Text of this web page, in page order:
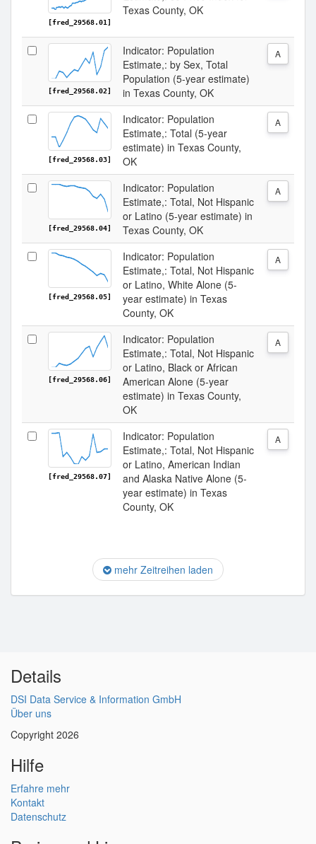
[fred_29568.01]
Texas County, OK
[fred_29568.02]
Indicator: Population
Estimate,: by Sex, Total
Population (5-year estimate)
in Texas County, OK
A
[fred_29568.03]
Indicator: Population
Estimate,: Total (5-year
estimate) in Texas County,
OK
A
[fred_29568.04]
Indicator: Population
Estimate,: Total, Not Hispanic
or Latino (5-year estimate) in
Texas County, OK
A
[fred_29568.05]
Indicator: Population
Estimate,: Total, Not Hispanic
or Latino, White Alone (5-
year estimate) in Texas
County, OK
A
[fred_29568.06]
Indicator: Population
Estimate,: Total, Not Hispanic
or Latino, Black or African
American Alone (5-year
estimate) in Texas County,
OK
A
[fred_29568.07]
Indicator: Population
Estimate,: Total, Not Hispanic
or Latino, American Indian
and Alaska Native Alone (5-
year estimate) in Texas
County, OK
A
mehr Zeitreihen laden
Details
DSI Data Service & Information GmbH
Über uns
Copyright 2026
Hilfe
Erfahre mehr
Kontakt
Datenschutz